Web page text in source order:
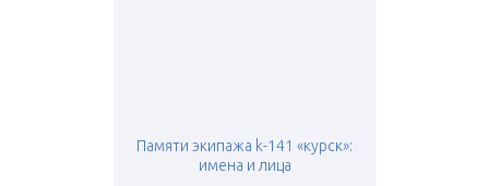
Памяти экипажа k-141 «курск»:
имена и лица